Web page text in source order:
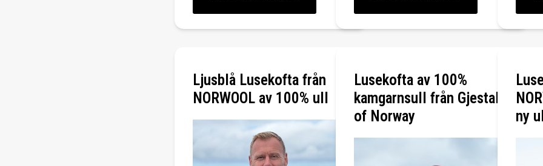
Ljusblå Lusekofta från
NORWOOL av 100% ull
Lusekofta av 100%
kamgarnsull från Gjestal
of Norway
ny